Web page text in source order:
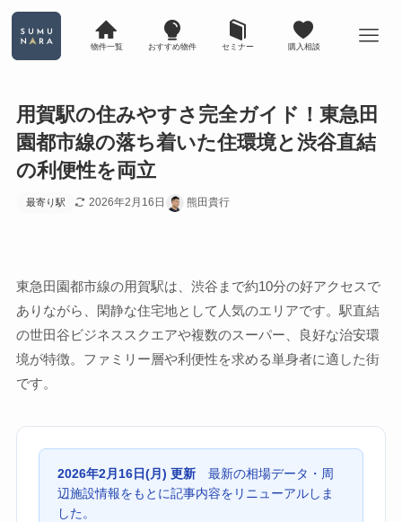
物件一覧 おすすめ物件 セミナー 購入相談
用賀駅の住みやすさ完全ガイド！東急田
園都市線の落ち着いた住環境と渋谷直結
の利便性を両立
最寄り駅 2026年2月16日 熊田貴行
東急田園都市線の用賀駅は、渋谷まで約10分の好アクセスで
ありながら、閑静な住宅地として人気のエリアです。駅直結
の世田谷ビジネススクエアや複数のスーパー、良好な治安環
境が特徴。ファミリー層や利便性を求める単身者に適した街
です。
2026年2月16日(月) 更新最新の相場データ・周
辺施設情報をもとに記事内容をリニューアルしま
した。